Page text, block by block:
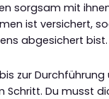
sorgsam mit
ist versichert,
abgesichert bist.
zur
Schritt. Du musst